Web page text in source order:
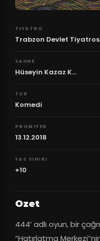
TIYATRO
Trabzon Devlet
SAHNE
Hüseyin Kazaz K...
TUR
Komedi
PROMIYER
13.12.2018
YAS SINIRI
+10
Ozet
444’ adlı oyun, bir
“Hatırlatma